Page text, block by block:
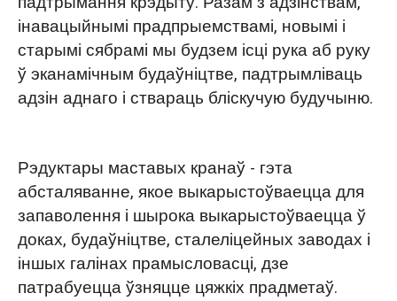
інавацыйнымі прадпрыемствамі, новымі і
старымі сябрамі мы будзем ісці рука аб руку
ў эканамічным будаўніцтве, падтрымліваць
адзін аднаго і ствараць бліскучую будучыню.
Рэдуктары маставых кранаў - гэта
абсталяванне, якое выкарыстоўваецца для
запаволення і шырока выкарыстоўваецца ў
доках, будаўніцтве, сталеліцейных заводах і
іншых галінах прамысловасці, дзе
патрабуецца ўзняцце цяжкіх прадметаў.